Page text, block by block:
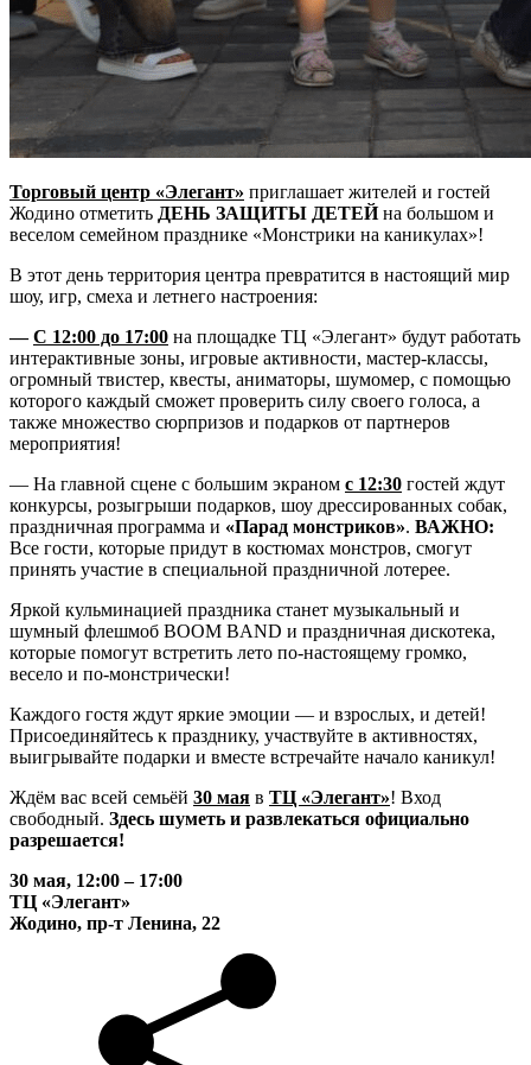
Торговый центр «Элегант» приглашает жителей и гостей
Жодино отметить ДЕНЬ ЗАЩИТЫ ДЕТЕЙна большом и
веселом семейном празднике «Монстрики на каникулах»!
В этот день территория центра превратится в настоящий мир
шоу, игр, смеха и летнего настроения:
—С 12:00 до 17:00 на площадке ТЦ «Элегант» будут работать
интерактивные зоны, игровые активности, мастер-классы,
огромный твистер, квесты, аниматоры, шумомер, с помощью
которого каждый сможет проверить силу своего голоса, а
также множество сюрпризов и подарков от партнеров
мероприятия!
— На главной сцене с большим экраном с 12:30 гостей ждут
конкурсы, розыгрыши подарков, шоу дрессированных собак,
праздничная программа и «Парад монстриков». ВАЖНО:
Все гости, которые придут в костюмах монстров, смогут
принять участие в специальной праздничной лотерее.
Яркой кульминацией праздника станет музыкальный и
шумный флешмоб BOOM BAND и праздничная дискотека,
которые помогут встретить лето по-настоящему громко,
весело и по-монстрически!
Каждого гостя ждут яркие эмоции — и взрослых, и детей!
Присоединяйтесь к празднику, участвуйте в активностях,
выигрывайте подарки и вместе встречайте начало каникул!
Ждём вас всей семьёй 30 мая в ТЦ «Элегант»! Вход
свободный. Здесь шуметь и развлекаться официально
разрешается!
30 мая, 12:00 – 17:00
ТЦ «Элегант»
Жодино, пр-т Ленина, 22